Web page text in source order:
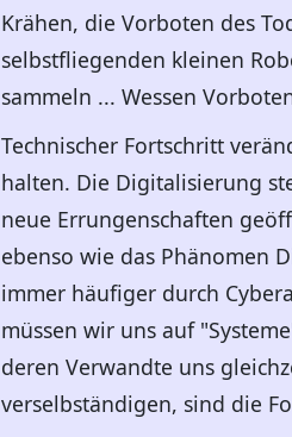
Krähen, die Vorboten des
selbstfliegenden kleinen
sammeln ... Wessen
Technischer Fortschritt
halten. Die Digitalisierung
neue Errungenschaften
ebenso wie das Phänomen
immer häufiger durch
müssen wir uns auf
deren Verwandte uns
verselbständigen, sind die